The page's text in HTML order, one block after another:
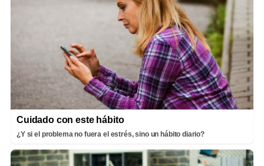
Cuidado con este hábito
¿Y si el problema no fuera el estrés, sino un hábito diario?